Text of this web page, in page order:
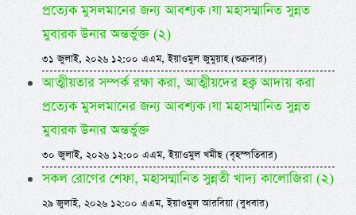
প্রত্যেক মুসলমানের জন্য আবশ্যক। যা মহাসম্মানিত সুন্নত
মুবারক উনার অন্তর্ভুক্ত (২)
৩১ জুলাই, ২০২৬ ১২:০০ এএম, ইয়াওমুল জুমুয়াহ (শুক্রবার)
আত্মীয়তার সম্পর্ক রক্ষা করা, আত্মীয়দের হক্ব আদায় করা
প্রত্যেক মুসলমানের জন্য আবশ্যক। যা মহাসম্মানিত সুন্নত
মুবারক উনার অন্তর্ভুক্ত
৩০ জুলাই, ২০২৬ ১২:০০ এএম, ইয়াওমুল খমীছ (বৃহস্পতিবার)
সকল রোগের শেফা, মহাসম্মানিত সুন্নতী খাদ্য কালোজিরা (২)
২৯ জুলাই, ২০২৬ ১২:০০ এএম, ইয়াওমুল আরবিয়া (বুধবার)